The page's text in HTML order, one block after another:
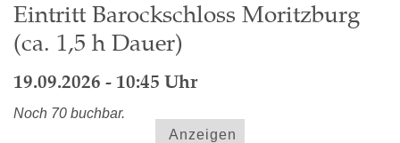
Eintritt Barockschloss Moritzburg
(ca. 1,5 h Dauer)
19.09.2026 - 10:45 Uhr
Noch 70 buchbar.
Anzeigen